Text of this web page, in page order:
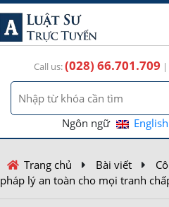
Call us:(028) 66.701.709
Ngôn ngữ English
Trang chủ Bài viết
pháp lý an toàn cho mọi tranh